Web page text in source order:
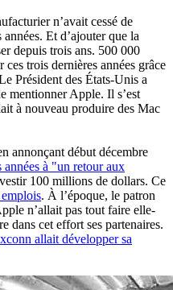
n’avait cessé de
Et d’ajouter que la
depuis trois ans. 500 000
ces trois dernières années grâce
Président des États-Unis a
mentionner Apple. Il s’est
à nouveau produire des Mac
annonçant début décembre
à "un retour aux
100 millions de dollars. Ce
. À l’époque, le patron
n’allait pas tout faire elle-
dans cet effort ses partenaires.
allait développer sa